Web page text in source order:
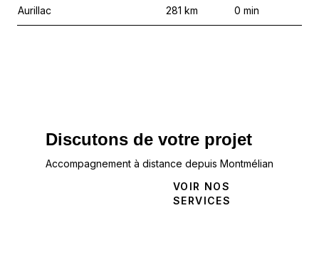
Aurillac 281 km 0 min
Discutons de votre projet
Accompagnement à distance depuis Montmélian
VOIR NOS
SERVICES